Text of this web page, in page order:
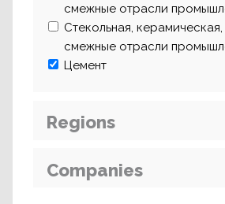
смежные отрасли
Стекольная,
смежные отрасли
Цемент
Regions
Companies